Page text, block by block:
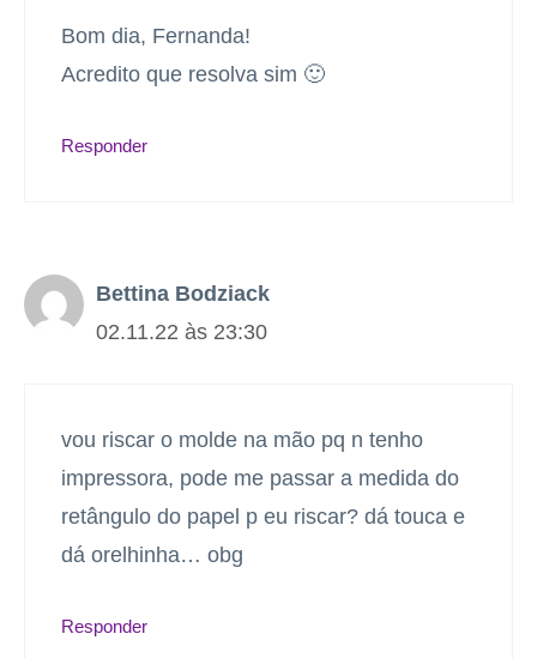
Bom dia, Fernanda!
Acredito que resolva sim 🙂
Responder
Bettina Bodziack
02.11.22 às 23:30
vou riscar o molde na mão pq n tenho
impressora, pode me passar a medida do
retângulo do papel p eu riscar? dá touca e
dá orelhinha… obg
Responder